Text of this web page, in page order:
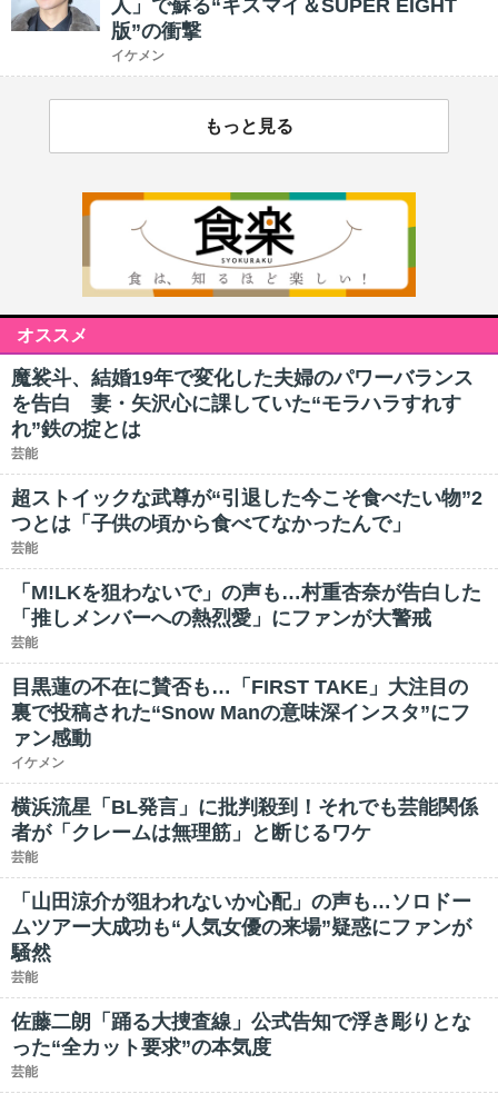
人」で蘇る“キスマイ＆SUPER EIGHT
版”の衝撃
イケメン
もっと見る
オススメ
魔裟斗、結婚19年で変化した夫婦のパワーバランス
を告白 妻・矢沢心に課していた“モラハラすれす
れ”鉄の掟とは
芸能
超ストイックな武尊が“引退した今こそ食べたい物”2
つとは「子供の頃から食べてなかったんで」
芸能
「M!LKを狙わないで」の声も…村重杏奈が告白した
「推しメンバーへの熱烈愛」にファンが大警戒
芸能
目黒蓮の不在に賛否も…「FIRST TAKE」大注目の
裏で投稿された“Snow Manの意味深インスタ”にフ
ァン感動
イケメン
横浜流星「BL発言」に批判殺到！それでも芸能関係
者が「クレームは無理筋」と断じるワケ
芸能
「山田涼介が狙われないか心配」の声も…ソロドー
ムツアー大成功も“人気女優の来場”疑惑にファンが
騒然
芸能
佐藤二朗「踊る大捜査線」公式告知で浮き彫りとな
った“全カット要求”の本気度
芸能